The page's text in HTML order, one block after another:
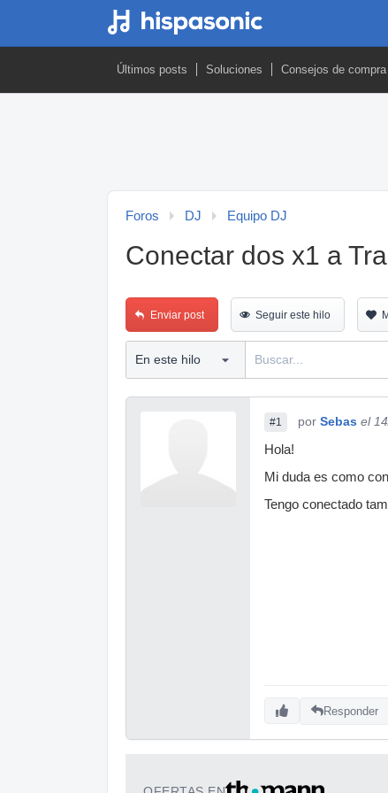
Últimos posts Soluciones Consejos de compra
Foros DJ Equipo DJ
Conectar dos x1 a
Enviar post Seguir este hilo
#1 por Sebas el
Hola!
Mi duda es como
Tengo conectado
Responder